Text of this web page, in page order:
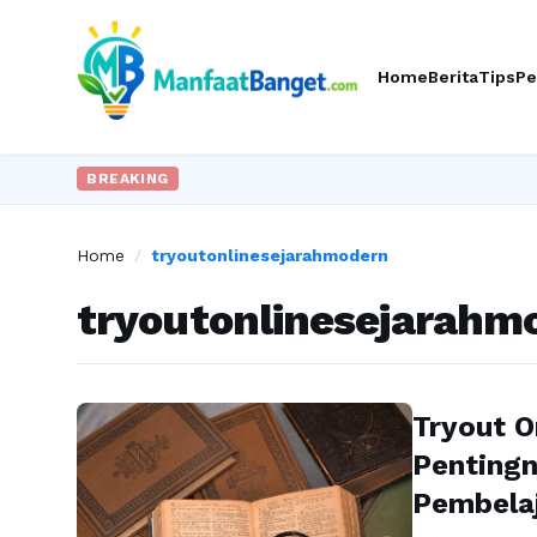
HomeBeritaTips
BREAKING
Home / tryoutonlinesejarahmodern
Tryout